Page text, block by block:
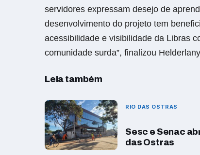
servidores expressam desejo de
desenvolvimento do projeto tem
acessibilidade e visibilidade da Libras
comunidade surda”, finalizou
Leia também
RIO DAS OSTRAS
Sesc e Senac
das Ostras